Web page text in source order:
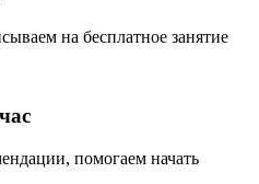
на бесплатное занятие
помогаем начать